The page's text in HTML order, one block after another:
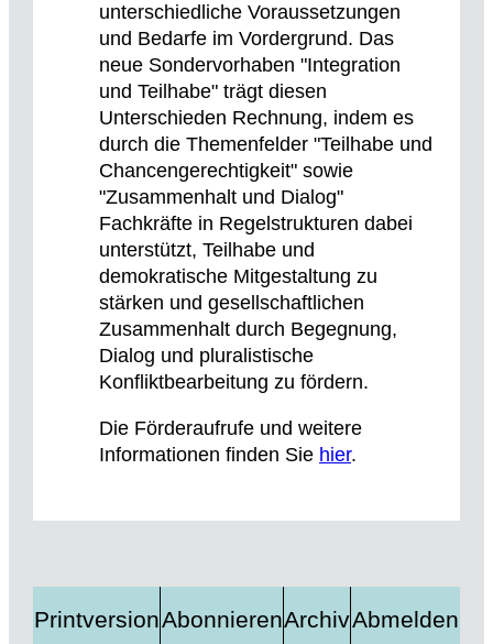
unterschiedliche Voraussetzungen
und Bedarfe im Vordergrund. Das
neue Sondervorhaben "Integration
und Teilhabe" trägt diesen
Unterschieden Rechnung, indem es
durch die Themenfelder "Teilhabe und
Chancengerechtigkeit" sowie
"Zusammenhalt und Dialog"
Fachkräfte in Regelstrukturen dabei
unterstützt, Teilhabe und
demokratische Mitgestaltung zu
stärken und gesellschaftlichen
Zusammenhalt durch Begegnung,
Dialog und pluralistische
Konfliktbearbeitung zu fördern.
Die Förderaufrufe und weitere
Informationen finden Sie hier.
PrintversionAbonnierenArchivAbmelden